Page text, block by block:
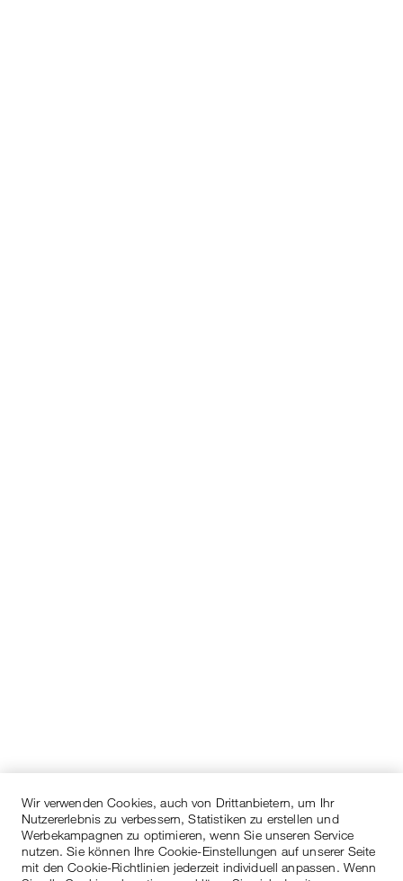
Wir verwenden Cookies, auch von Drittanbietern, um Ihr
Nutzererlebnis zu verbessern, Statistiken zu erstellen und
Werbekampagnen zu optimieren, wenn Sie unseren Service
nutzen. Sie können Ihre Cookie-Einstellungen auf unserer Seite
mit den Cookie-Richtlinien jederzeit individuell anpassen. Wenn